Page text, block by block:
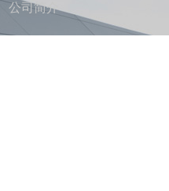
公司简介